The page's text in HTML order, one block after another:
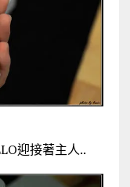
迎接著主人..